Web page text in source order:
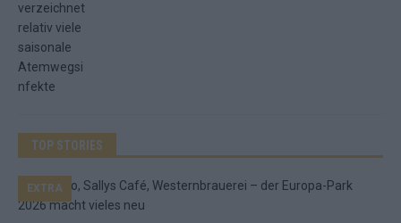
TOP STORIES
EXTRA